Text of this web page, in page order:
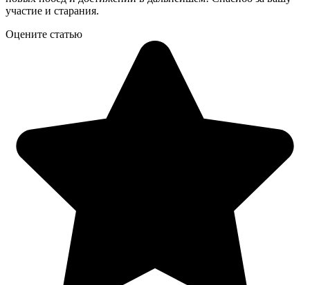
участие и старания.
Оцените статью